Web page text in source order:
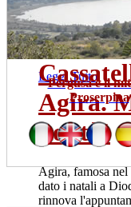
risultati positivi.
pazienti
mer 22 lug
Leggi Tutto
Agira.
bontà!
Agira, famosa
dato i natali a
rinnova
Pergusa e il
Proserpina